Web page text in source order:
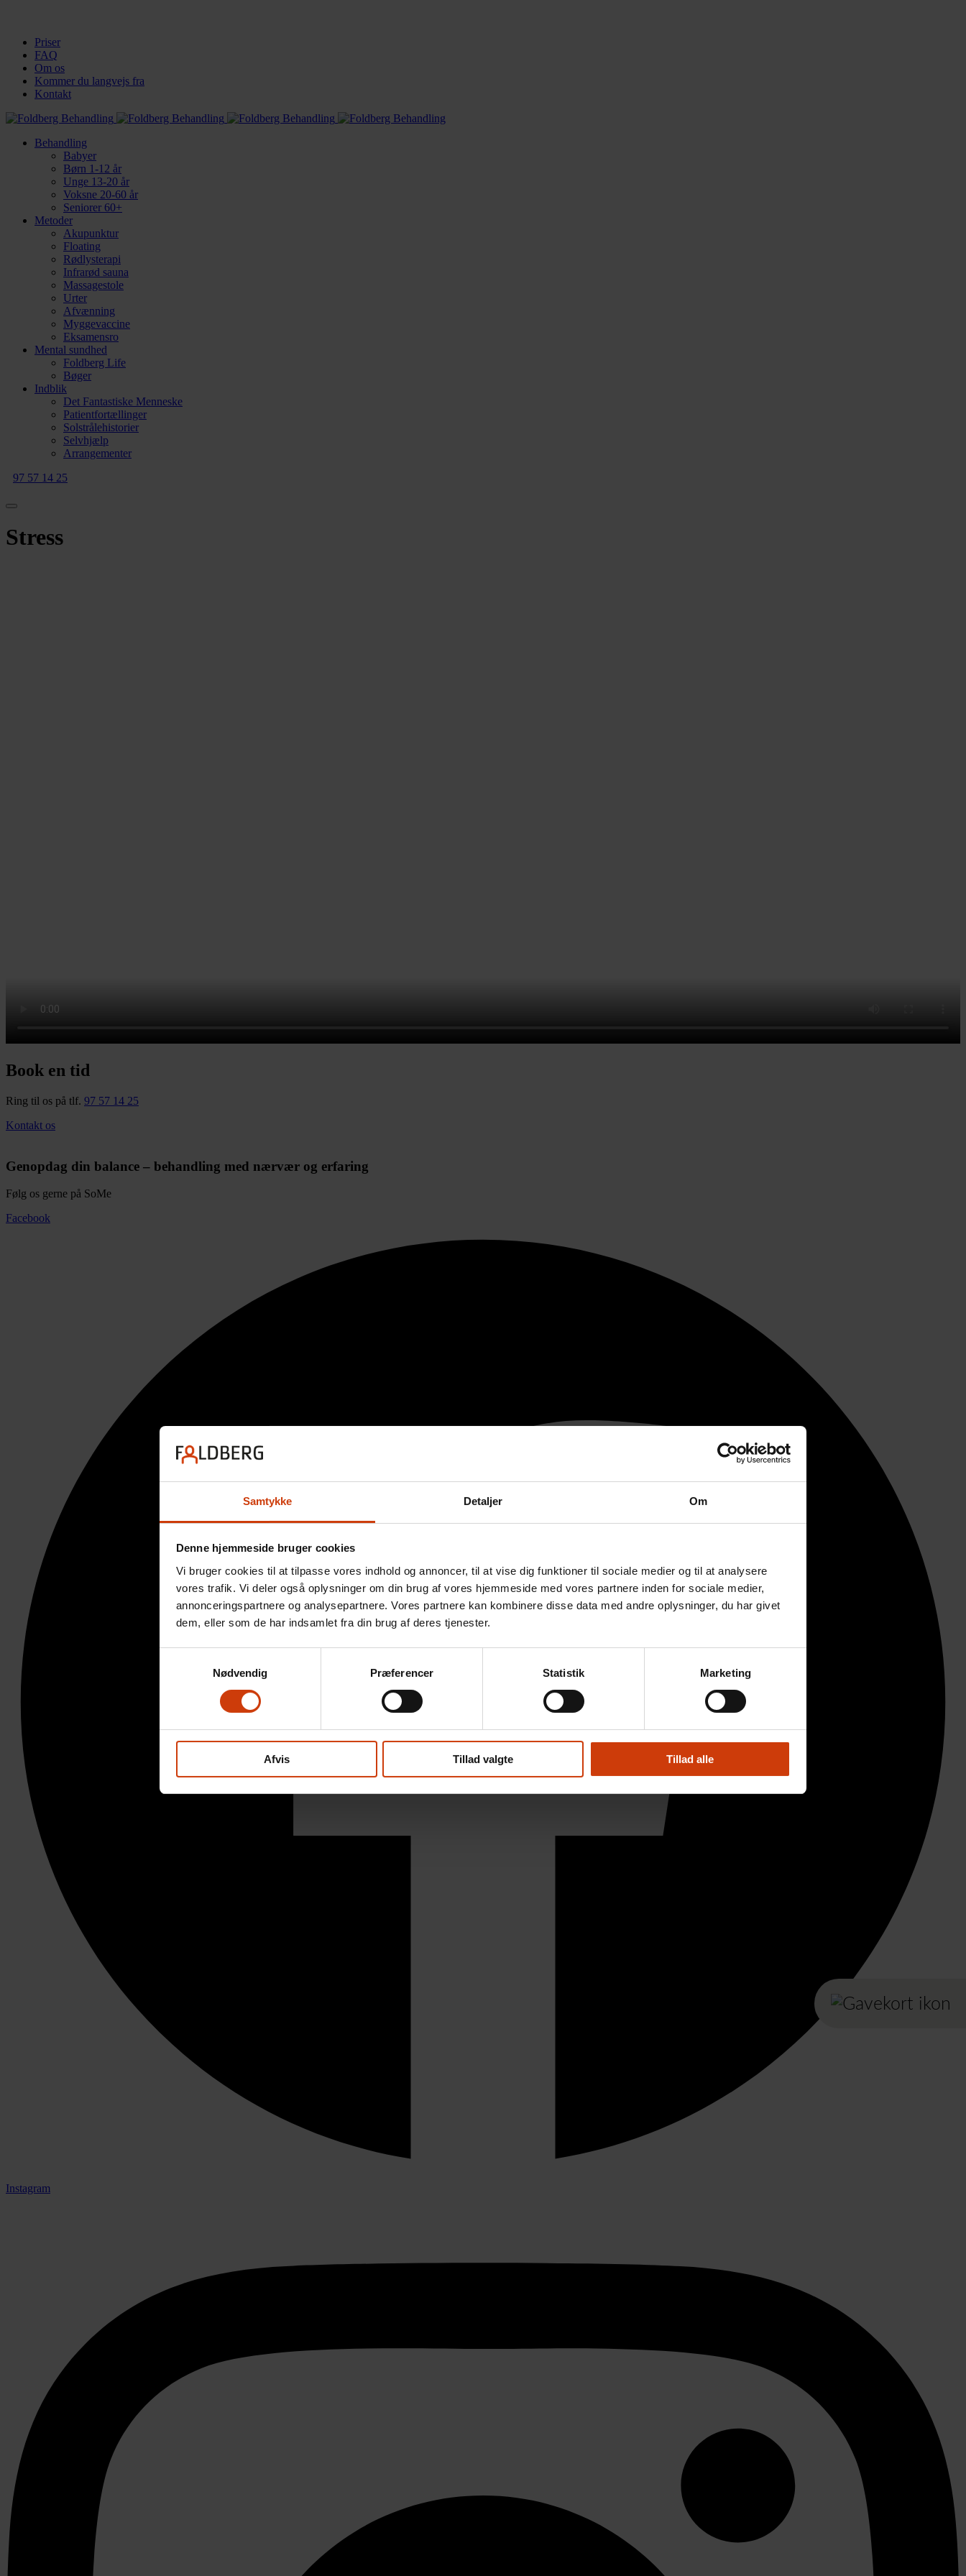
Samtykke Detaljer Om
Denne hjemmeside bruger cookies
Vi bruger cookies til at tilpasse vores indhold og annoncer, til at vise dig funktioner til sociale medier og til at analysere
vores trafik. Vi deler også oplysninger om din brug af vores hjemmeside med vores partnere inden for sociale medier,
annonceringspartnere og analysepartnere. Vores partnere kan kombinere disse data med andre oplysninger, du har givet
dem, eller som de har indsamlet fra din brug af deres tjenester.
Nødvendig
Præferencer Statistik Marketing
Afvis Tillad valgte Tillad alle
Priser
FAQ
Om os
Kommer du langvejs fra
Kontakt
Behandling
Babyer
Børn 1-12 år
Unge 13-20 år
Voksne 20-60 år
Seniorer 60+
Metoder
Akupunktur
Floating
Rødlysterapi
Infrarød sauna
Massagestole
Urter
Afvænning
Myggevaccine
Eksamensro
Mental sundhed
Foldberg Life
Bøger
Indblik
Det Fantastiske Menneske
Patientfortællinger
Solstrålehistorier
Selvhjælp
Arrangementer
97 57 14 25
Stress
Book en tid
Ring til os på tlf. 97 57 14 25
Kontakt os
Genopdag din balance – behandling med nærvær og erfaring
Følg os gerne på SoMe
Facebook
Instagram